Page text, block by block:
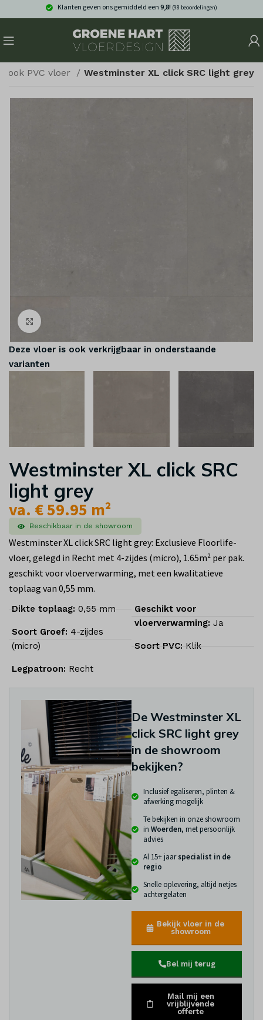
Klanten geven ons gemiddeld een 9,8! (98 beoordelingen)
PVC vloer Westminster XL click SRC light grey
Deze vloer is ook verkrijgbaar in onderstaande
varianten
Westminster XL click SRC
light grey
va. € 59.95 m²
Beschikbaar in de showroom
Westminster XL click SRC light grey: Exclusieve Floorlife-
vloer, gelegd in Recht met 4-zijdes (micro), 1.65m² per pak.
geschikt voor vloerverwarming, met een kwalitatieve
toplaag van 0,55 mm.
Dikte toplaag:0,55 mm
Soort Groef: 4-zijdes
(micro)
Legpatroon: Recht
Geschikt voor
vloerverwarming: Ja
Soort PVC:Klik
De Westminster XL
click SRC light grey
in de showroom
bekijken?
Inclusief egaliseren, plinten &
afwerking mogelijk
Te bekijken in onze showroom
in Woerden, met persoonlijk
advies
Al 15+ jaarspecialist in de
regio
Snelle oplevering, altijd netjes
achtergelaten
Bekijk vloer in de
showroom
Bel mij terug
Mail mij een
vrijblijvende
offerte